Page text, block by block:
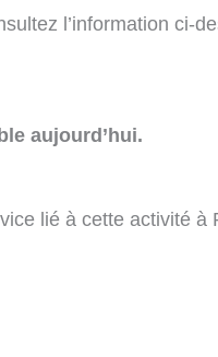
l’information ci-
aujourd’hui.
lié à cette activité à